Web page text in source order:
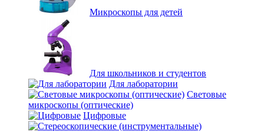
Микроскопы для детей
Для школьников и студентов
Для лаборатории
Световые
микроскопы (оптические)
Цифровые